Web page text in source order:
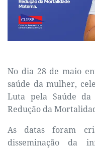
No dia 28 de maio
saúde da mulher,
Luta pela Saúde
Redução da
As datas foram
disseminação da